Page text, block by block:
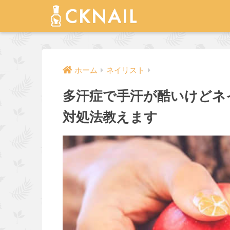
ホーム ネイリスト
多汗症で手汗が酷いけど
対処法教えます